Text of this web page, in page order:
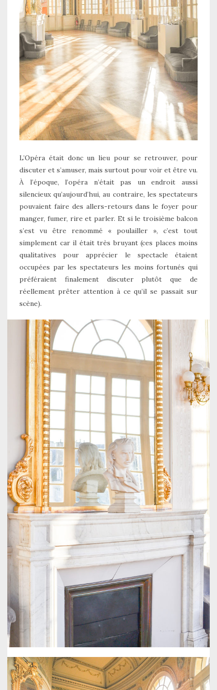
L’Opéra était donc un lieu pour se retrouver, pour
discuter et s’amuser, mais surtout pour voir et être vu.
À l’époque, l’opéra n’était pas un endroit aussi
silencieux qu’aujourd’hui, au contraire, les spectateurs
pouvaient faire des allers-retours dans le foyer pour
manger, fumer, rire et parler. Et si le troisième balcon
s’est vu être renommé « poulailler », c’est tout
simplement car il était très bruyant (ces places moins
qualitatives pour apprécier le spectacle étaient
occupées par les spectateurs les moins fortunés qui
préféraient finalement discuter plutôt que de
réellement prêter attention à ce qu’il se passait sur
scène).